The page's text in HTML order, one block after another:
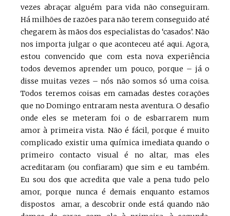
vezes abraçar alguém para vida não conseguiram.
Há milhões de razões para não terem conseguido até
chegarem às mãos dos especialistas do ‘casados’. Não
nos importa julgar o que aconteceu até aqui. Agora,
estou convencido que com esta nova experiência
todos devemos aprender um pouco, porque – já o
disse muitas vezes – nós não somos só uma coisa.
Todos teremos coisas em camadas destes corações
que no Domingo entraram nesta aventura. O desafio
onde eles se meteram foi o de esbarrarem num
amor à primeira vista. Não é fácil, porque é muito
complicado existir uma química imediata quando o
primeiro contacto visual é no altar, mas eles
acreditaram (ou confiaram) que sim e eu também.
Eu sou dos que acredita que vale a pena tudo pelo
amor, porque nunca é demais enquanto estamos
dispostos amar, a descobrir onde está quando não